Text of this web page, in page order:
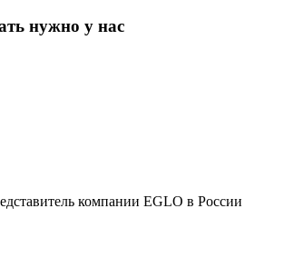
нужно у нас
компании EGLO в России